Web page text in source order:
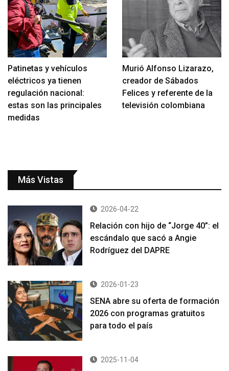
Patinetas y vehículos
eléctricos ya tienen
regulación nacional:
estas son las principales
medidas
Murió Alfonso Lizarazo,
creador de Sábados
Felices y referente de la
televisión colombiana
Más Vistas
2026-04-22
Relación con hijo de “Jorge 40”: el
escándalo que sacó a Angie
Rodríguez del DAPRE
2026-01-23
SENA abre su oferta de formación
2026 con programas gratuitos
para todo el país
2025-11-04